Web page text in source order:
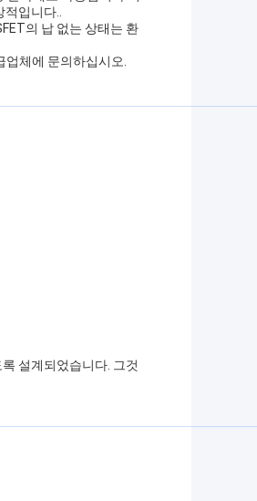
적입니다..
의 납 없는 상태는 환
업체에 문의하십시오.
설계되었습니다. 그것